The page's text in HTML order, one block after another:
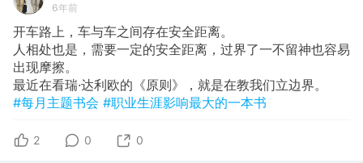
6年前
开车路上，车与车之间存在安全距离。
人相处也是，需要一定的安全距离，过界了一不留神也容易
出现摩擦。
最近在看瑞·达利欧的《原则》，就是在教我们立边界。
#每月主题书会 #职业生涯影响最大的一本书
2 0 0